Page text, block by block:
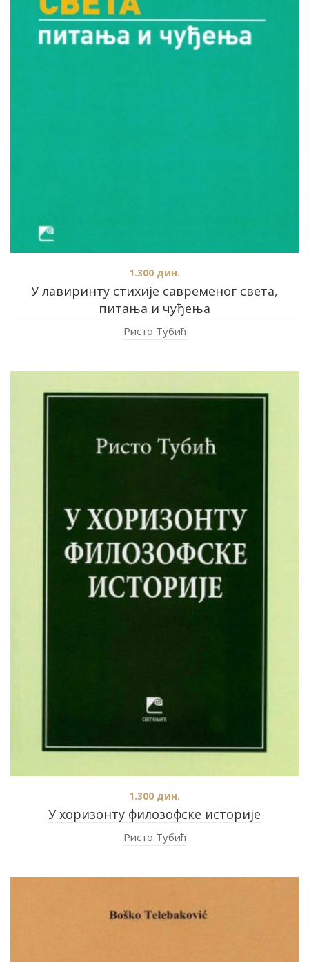
У лавиринту стихије савременог света,
питања и чуђења
1.300 дин.
Ристо Тубић
У хоризонту филозофске историје
1.300 дин.
Ристо Тубић